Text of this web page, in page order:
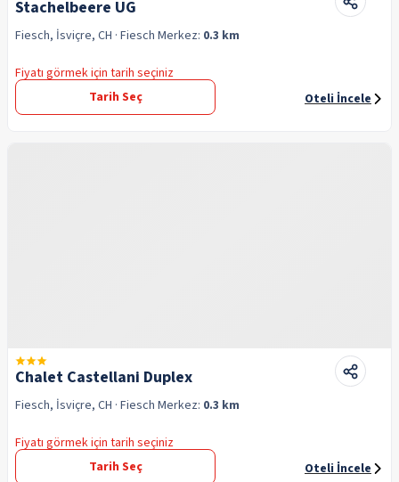
Stachelbeere UG
Fiesch, İsviçre, CH · Fiesch Merkez: 0.3 km
Fiyatı görmek için tarih seçiniz
Tarih Seç
Oteli İncele
Chalet Castellani Duplex
Fiesch, İsviçre, CH · Fiesch Merkez: 0.3 km
Fiyatı görmek için tarih seçiniz
Tarih Seç
Oteli İncele